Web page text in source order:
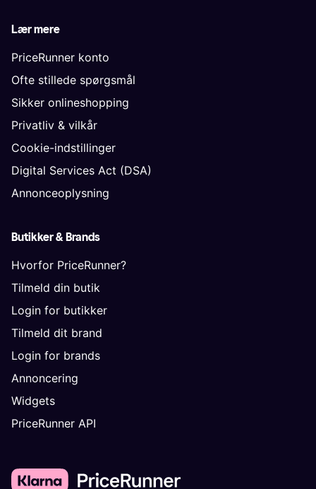
Lær mere
PriceRunner konto
Ofte stillede spørgsmål
Sikker onlineshopping
Privatliv & vilkår
Cookie-indstillinger
Digital Services Act (DSA)
Annonceoplysning
Butikker & Brands
Hvorfor PriceRunner?
Tilmeld din butik
Login for butikker
Tilmeld dit brand
Login for brands
Annoncering
Widgets
PriceRunner API